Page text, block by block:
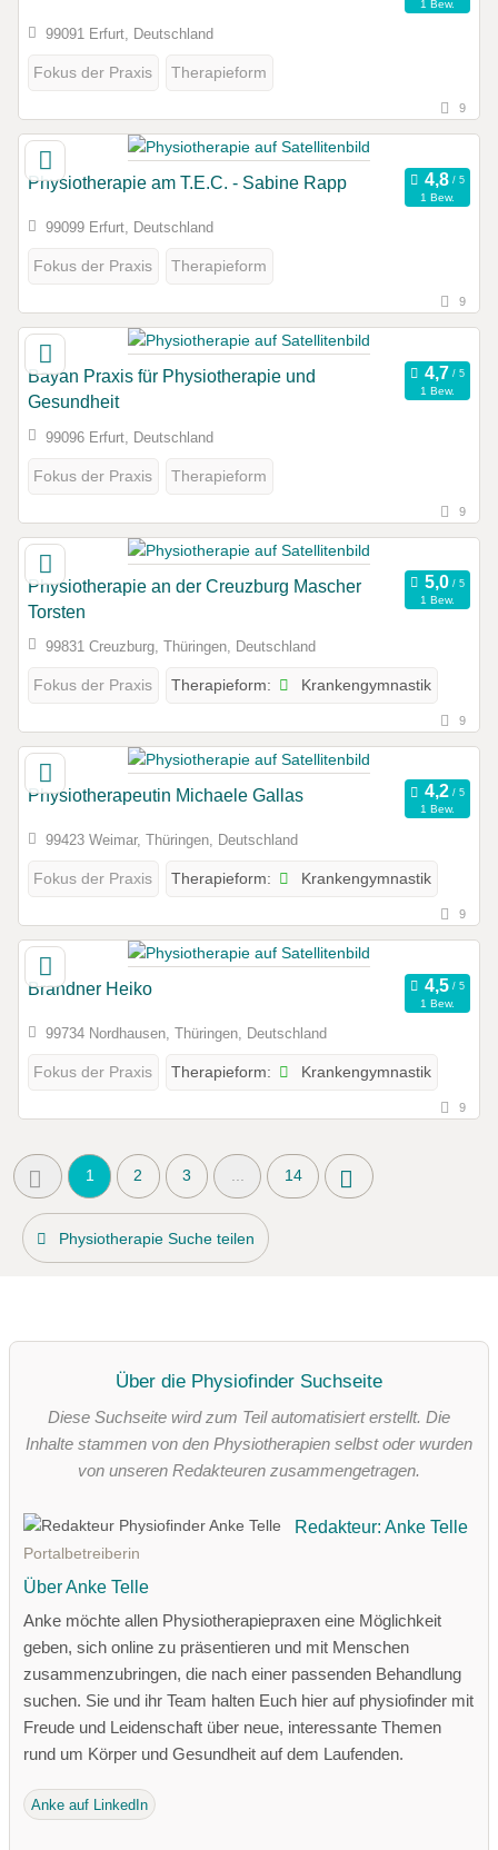
1 Bew.
99091 Erfurt, Deutschland
Fokus der Praxis Therapieform
9
Physiotherapie am T.E.C. - Sabine Rapp
1 Bew.
99099 Erfurt, Deutschland
Fokus der Praxis Therapieform
9
Bayan Praxis für Physiotherapie und
Gesundheit
1 Bew.
99096 Erfurt, Deutschland
Fokus der Praxis Therapieform
9
Physiotherapie an der Creuzburg Mascher
Torsten
1 Bew.
99831 Creuzburg, Thüringen, Deutschland
Fokus der Praxis Therapieform: Krankengymnastik
9
Physiotherapeutin Michaele Gallas
1 Bew.
99423 Weimar, Thüringen, Deutschland
Fokus der Praxis Therapieform: Krankengymnastik
9
Brandner Heiko
1 Bew.
99734 Nordhausen, Thüringen, Deutschland
Fokus der Praxis Therapieform: Krankengymnastik
9
1 2 3 ... 14
Physiotherapie Suche teilen
Über die Physiofinder Suchseite
Diese Suchseite wird zum Teil automatisiert erstellt. Die
Inhalte stammen von den Physiotherapien selbst oder wurden
von unseren Redakteuren zusammengetragen.
Redakteur: Anke Telle
Portalbetreiberin
Über Anke Telle
Anke möchte allen Physiotherapiepraxen eine Möglichkeit
geben, sich online zu präsentieren und mit Menschen
zusammenzubringen, die nach einer passenden Behandlung
suchen. Sie und ihr Team halten Euch hier auf physiofinder mit
Freude und Leidenschaft über neue, interessante Themen
rund um Körper und Gesundheit auf dem Laufenden.
Anke auf LinkedIn